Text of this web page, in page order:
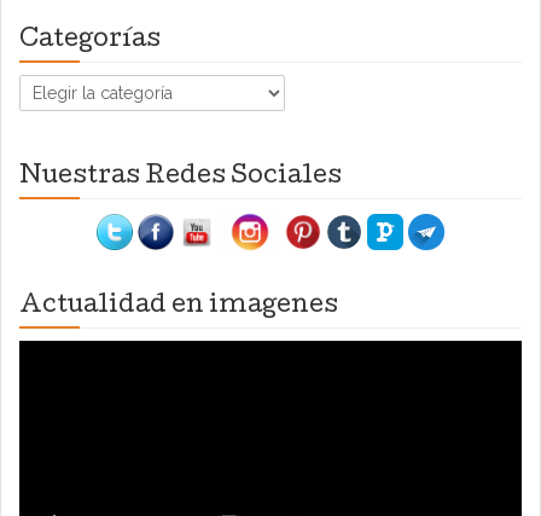
Categorías
Categorías
Nuestras Redes Sociales
Actualidad en imagenes